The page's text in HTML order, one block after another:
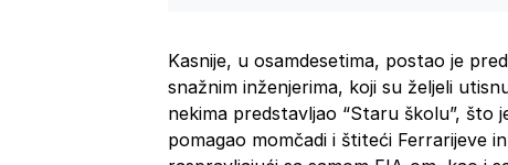
Kasnije, u osamdesetima, postao je
snažnim inženjerima, koji su željeli
nekima predstavljao “Staru školu”, što
pomagao momčadi i štiteći Ferrarijeve